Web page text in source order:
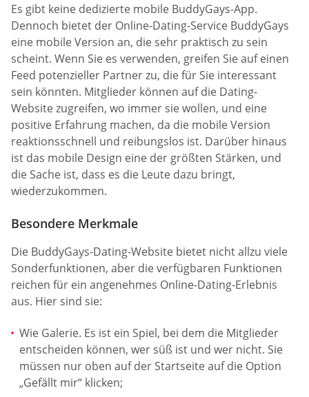
Es gibt keine dedizierte mobile BuddyGays-App.
Dennoch bietet der Online-Dating-Service BuddyGays
eine mobile Version an, die sehr praktisch zu sein
scheint. Wenn Sie es verwenden, greifen Sie auf einen
Feed potenzieller Partner zu, die für Sie interessant
sein könnten. Mitglieder können auf die Dating-
Website zugreifen, wo immer sie wollen, und eine
positive Erfahrung machen, da die mobile Version
reaktionsschnell und reibungslos ist. Darüber hinaus
ist das mobile Design eine der größten Stärken, und
die Sache ist, dass es die Leute dazu bringt,
wiederzukommen.
Besondere Merkmale
Die BuddyGays-Dating-Website bietet nicht allzu viele
Sonderfunktionen, aber die verfügbaren Funktionen
reichen für ein angenehmes Online-Dating-Erlebnis
aus. Hier sind sie:
Wie Galerie. Es ist ein Spiel, bei dem die Mitglieder
entscheiden können, wer süß ist und wer nicht. Sie
müssen nur oben auf der Startseite auf die Option
„Gefällt mir“ klicken;